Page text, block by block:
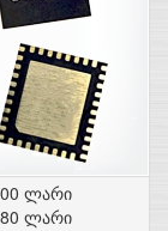
ლარი
ლარი